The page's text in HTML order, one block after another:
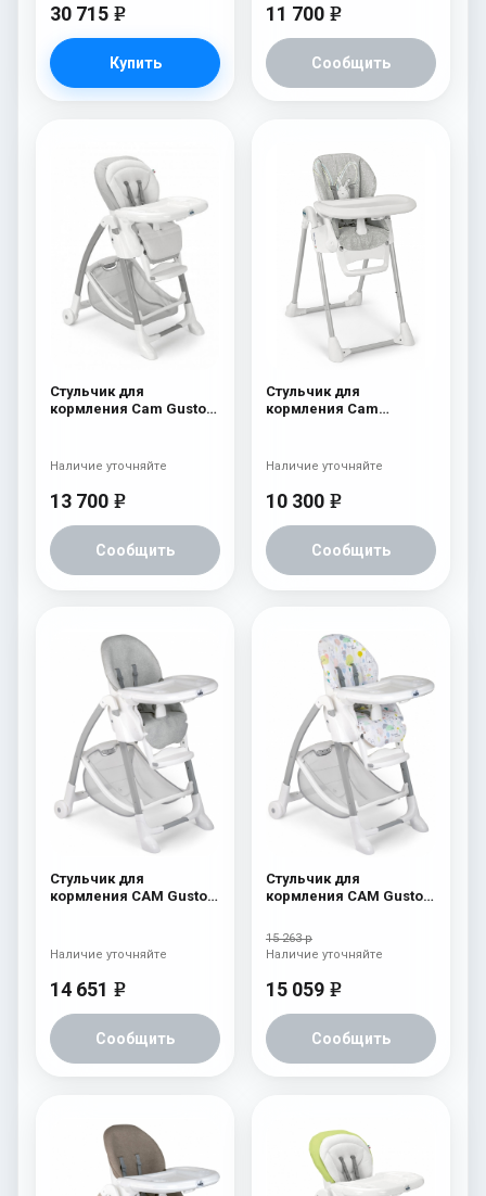
30 715 e
Купить
11 700 e
Сообщить
Стульчик для
кормления Cam Gusto
13 700 e
Сообщить
Наличие уточняйте
Стульчик для
кормления Cam
10 300 e
Сообщить
Наличие уточняйте
Стульчик для
кормления CAM Gusto
14 651 e
Сообщить
Наличие уточняйте
Стульчик для
кормления CAM Gusto
15 263 р
15 059 e
Сообщить
Наличие уточняйте